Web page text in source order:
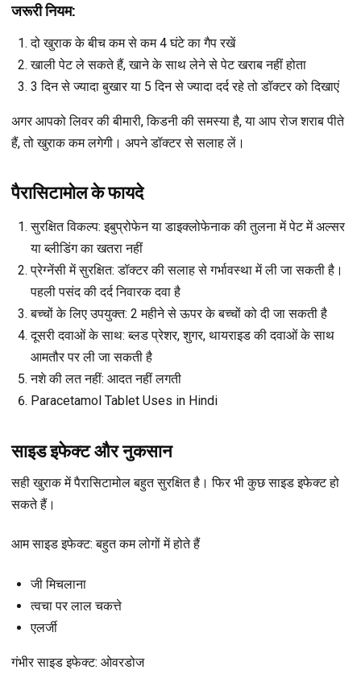
जरूरी नियम:
दो खुराक के बीच कम से कम 4 घंटे का गैप रखें
खाली पेट ले सकते हैं, खाने के साथ लेने से पेट खराब नहीं होता
3 दिन से ज्यादा बुखार या 5 दिन से ज्यादा दर्द रहे तो डॉक्टर को दिखाएं
अगर आपको लिवर की बीमारी, किडनी की समस्या है, या आप रोज शराब पीते
हैं, तो खुराक कम लगेगी। अपने डॉक्टर से सलाह लें।
पैरासिटामोल के फायदे
सुरक्षित विकल्प: इबुप्रोफेन या डाइक्लोफेनाक की तुलना में पेट में अल्सर
या ब्लीडिंग का खतरा नहीं
प्रेग्नेंसी में सुरक्षित: डॉक्टर की सलाह से गर्भावस्था में ली जा सकती है।
पहली पसंद की दर्द निवारक दवा है
बच्चों के लिए उपयुक्त: 2 महीने से ऊपर के बच्चों को दी जा सकती है
दूसरी दवाओं के साथ: ब्लड प्रेशर, शुगर, थायराइड की दवाओं के साथ
आमतौर पर ली जा सकती है
नशे की लत नहीं: आदत नहीं लगती
Paracetamol Tablet Uses in Hindi
साइड इफेक्ट और नुकसान
सही खुराक में पैरासिटामोल बहुत सुरक्षित है। फिर भी कुछ साइड इफेक्ट हो
सकते हैं।
आम साइड इफेक्ट: बहुत कम लोगों में होते हैं
जी मिचलाना
त्वचा पर लाल चकत्ते
एलर्जी
गंभीर साइड इफेक्ट: ओवरडोज